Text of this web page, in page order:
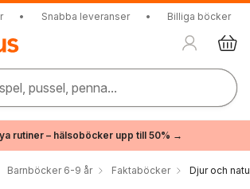
• Snabba leveranser • Billiga böcker
pussel, penna...
rutiner – hälsoböcker upp till 50% →
Barnböcker 6-9 år Faktaböcker Djur och